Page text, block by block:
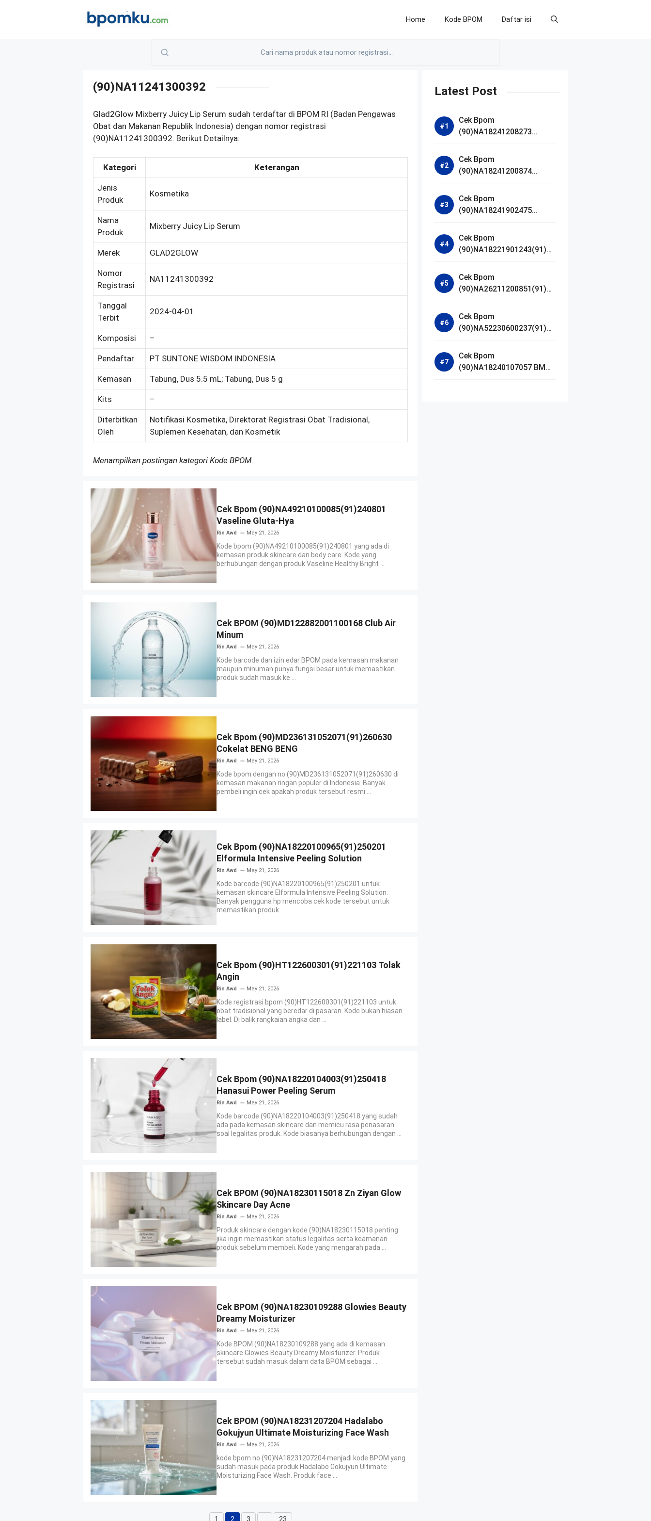
Home Kode BPOM Daftar isi
(90)NA11241300392
Glad2Glow Mixberry Juicy Lip Serum sudah terdaftar di BPOM RI (Badan Pengawas
Obat dan Makanan Republik Indonesia) dengan nomor registrasi
(90)NA11241300392. Berikut Detailnya:
Kategori Keterangan
Jenis
Produk
Kosmetika
Nama
Produk
Mixberry Juicy Lip Serum
Merek GLAD2GLOW
Nomor
Registrasi
NA11241300392
Tanggal
Terbit
2024-04-01
Komposisi –
Pendaftar PT SUNTONE WISDOM INDONESIA
Kemasan Tabung, Dus 5.5 mL; Tabung, Dus 5 g
Kits –
Diterbitkan
Oleh
Notifikasi Kosmetika, Direktorat Registrasi Obat Tradisional,
Suplemen Kesehatan, dan Kosmetik
Menampilkan postingan kategori Kode BPOM.
Cek Bpom (90)NA49210100085(91)240801
Vaseline Gluta-Hya
Rin Awd May 21, 2026
Kode bpom (90)NA49210100085(91)240801 yang ada di
kemasan produk skincare dan body care. Kode yang
berhubungan dengan produk Vaseline Healthy Bright ...
Cek BPOM (90)MD122882001100168 Club Air
Minum
Rin Awd May 21, 2026
Kode barcode dan izin edar BPOM pada kemasan makanan
maupun minuman punya fungsi besar untuk memastikan
produk sudah masuk ke ...
Cek Bpom (90)MD236131052071(91)260630
Cokelat BENG BENG
Rin Awd May 21, 2026
Kode bpom dengan no (90)MD236131052071(91)260630 di
kemasan makanan ringan populer di Indonesia. Banyak
pembeli ingin cek apakah produk tersebut resmi ...
Cek Bpom (90)NA18220100965(91)250201
Elformula Intensive Peeling Solution
Rin Awd May 21, 2026
Kode barcode (90)NA18220100965(91)250201 untuk
kemasan skincare Elformula Intensive Peeling Solution.
Banyak pengguna hp mencoba cek kode tersebut untuk
memastikan produk ...
Cek Bpom (90)HT122600301(91)221103 Tolak
Angin
Rin Awd May 21, 2026
Kode registrasi bpom (90)HT122600301(91)221103 untuk
obat tradisional yang beredar di pasaran. Kode bukan hiasan
label. Di balik rangkaian angka dan ...
Cek Bpom (90)NA18220104003(91)250418
Hanasui Power Peeling Serum
Rin Awd May 21, 2026
Kode barcode (90)NA18220104003(91)250418 yang sudah
ada pada kemasan skincare dan memicu rasa penasaran
soal legalitas produk. Kode biasanya berhubungan dengan ...
Cek BPOM (90)NA18230115018 Zn Ziyan Glow
Skincare Day Acne
Rin Awd May 21, 2026
Produk skincare dengan kode (90)NA18230115018 penting
jika ingin memastikan status legalitas serta keamanan
produk sebelum membeli. Kode yang mengarah pada ...
Cek BPOM (90)NA18230109288 Glowies Beauty
Dreamy Moisturizer
Rin Awd May 21, 2026
Kode BPOM (90)NA18230109288 yang ada di kemasan
skincare Glowies Beauty Dreamy Moisturizer. Produk
tersebut sudah masuk dalam data BPOM sebagai ...
Cek BPOM (90)NA18231207204 Hadalabo
Gokujyun Ultimate Moisturizing Face Wash
Rin Awd May 21, 2026
kode bpom no (90)NA18231207204 menjadi kode BPOM yang
sudah masuk pada produk Hadalabo Gokujyun Ultimate
Moisturizing Face Wash. Produk face ...
1 2 3 23
Latest Post
Cek Bpom
(90)NA18241208273
Bright Radiance Face
Wash
Cek Bpom
(90)NA18241200874
Acne Calm Micellar Water
Cek Bpom
(90)NA18241902475
Cek Bpom
(90)NA18221901243(91)25
Serum
Cek Bpom
(90)NA26211200851(91)24
Madagascar Centella
Ampoule Foam
Cek Bpom
(90)NA52230600237(91)09
De Parfum
Cek Bpom
(90)NA18240107057 BMG